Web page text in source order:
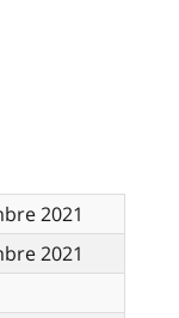
2021
2021